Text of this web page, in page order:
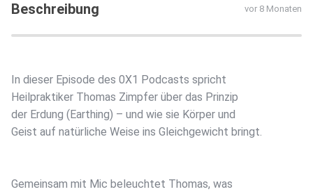
Beschreibung vor 8 Monaten
In dieser Episode des 0X1 Podcasts spricht
Heilpraktiker Thomas Zimpfer über das Prinzip
der Erdung (Earthing) – und wie sie Körper und
Geist auf natürliche Weise ins Gleichgewicht bringt.
Gemeinsam mit Mic beleuchtet Thomas, was